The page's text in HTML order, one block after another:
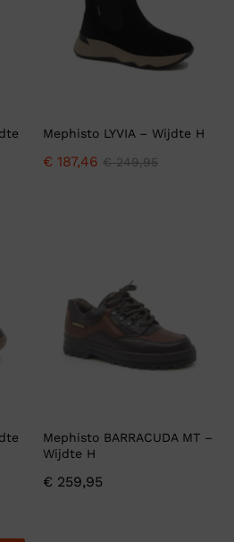
Mephisto LYVIA – Wijdte H
€ 187,46 €249,95
Mephisto BARRACUDA MT –
Wijdte H
€ 259,95